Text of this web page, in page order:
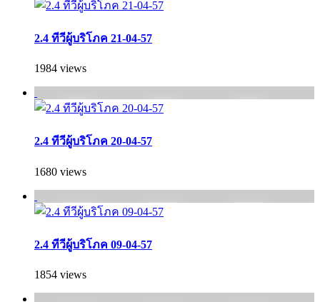
2.4 ทีวีผู้บริโภค 21-04-57
1984 views
2.4 ทีวีผู้บริโภค 20-04-57
1680 views
2.4 ทีวีผู้บริโภค 09-04-57
1854 views